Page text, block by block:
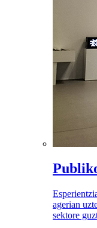
agerian
sektore